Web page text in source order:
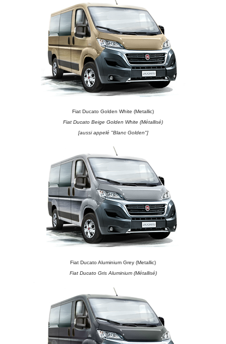
Fiat Ducato Golden White (Metallic)
Fiat Ducato Beige Golden White (Métallisé)
[aussi appelé "Blanc Golden"]
Fiat Ducato Aluminium Grey (Metallic)
Fiat Ducato Gris Aluminium (Métallisé)